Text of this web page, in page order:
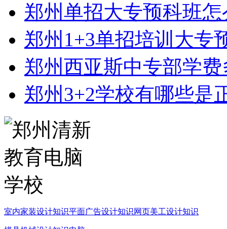
郑州单招大专预科班
郑州1+3单招培训大专
郑州西亚斯中专部学
郑州3+2学校有哪些是
室内家装设计知识平面广告设计知识网页美工设计知识